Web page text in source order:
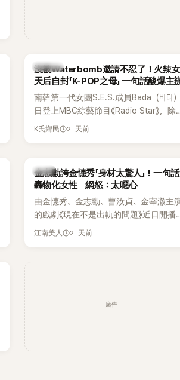
K-POP
沒被Waterbomb邀請不忍了！火辣
天后自封「K-POP之母」 一句話酸爆主
南韓第一代女團S.E.S.成員Bada（바다
日登上MBC綜藝節目《Radio Star》，除
分享近況，還罕見公開向夏季音樂節
根本只是懂了皮毛。」一番話笑翻全場，
引發網友熱議。
K氏鄉民 2 天前
韓星
金志勳誇金憓秀「身材太驚人」！一句
轟物化女性 網怒：太噁心
由金憓秀、金志勳、曹汝貞、金宰澈主
的戲劇《現在不是出軌的問題》近日開播
為宣傳新作品，四位主演一同出演
江南美人 2 天前
廣告